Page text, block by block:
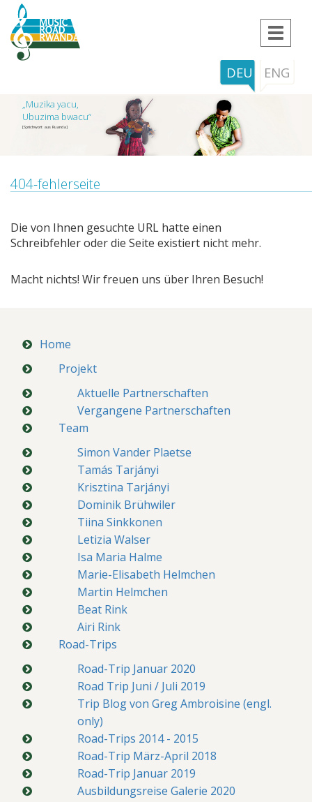
Toggle
DEU ENG
„Muzika yacu,
Ubuzima bwacu“
[Sprichwort aus Ruanda]
404-fehlerseite
Die von Ihnen gesuchte URL hatte einen
Schreibfehler oder die Seite existiert nicht mehr.
Macht nichts! Wir freuen uns über Ihren Besuch!
Home
Projekt
Aktuelle Partnerschaften
Vergangene Partnerschaften
Team
Simon Vander Plaetse
Tamás Tarjányi
Krisztina Tarjányi
Dominik Brühwiler
Tiina Sinkkonen
Letizia Walser
Isa Maria Halme
Marie-Elisabeth Helmchen
Martin Helmchen
Beat Rink
Airi Rink
Road-Trips
Road-Trip Januar 2020
Road Trip Juni / Juli 2019
Trip Blog von Greg Ambroisine (engl.
only)
Road-Trips 2014 - 2015
Road-Trip März-April 2018
Road-Trip Januar 2019
Ausbildungsreise Galerie 2020